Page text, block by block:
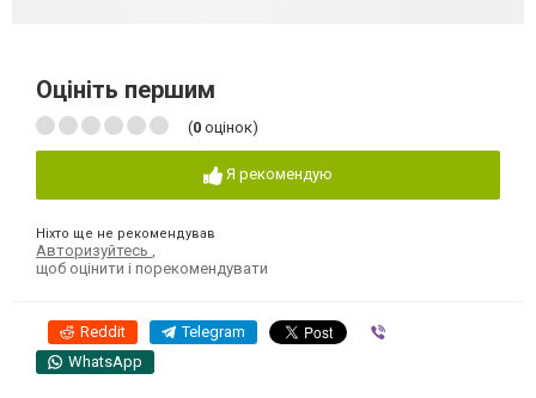
Оцініть першим
(0 оцінок)
Я рекомендую
Ніхто ще не рекомендував
Авторизуйтесь
щоб оцінити і порекомендувати
Reddit Telegram
WhatsApp